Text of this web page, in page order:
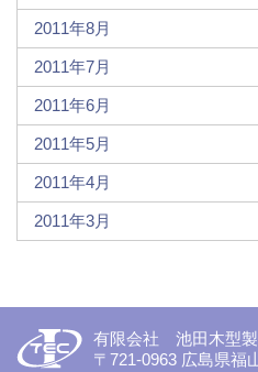
2011年8月
2011年7月
2011年6月
2011年5月
2011年4月
2011年3月
有限会社 池田木型
〒721-0963 広島県福